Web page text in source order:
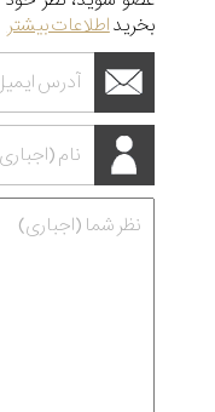
بخریداطلاعات بیشتر